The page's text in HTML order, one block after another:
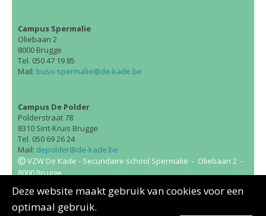
Deze website maakt gebruik van cookies voor een
optimaal gebruik.
Campus Spermalie
Oliebaan 2
8000 Brugge
Tel. 050 47 19 85
Mail: buso-spermalie@de-kade.be
Campus De Polder
Polderstraat 78
8310 Sint-Kruis Brugge
Tel. 050 69 26 24
Mail: depolder@de-kade.be
VZW De Kade - Secundaire school Spermalie - Oliebaan 2 -
8000 Brugge